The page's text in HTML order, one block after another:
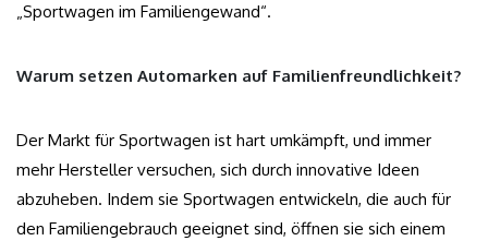
„Sportwagen im Familiengewand“.
Warum setzen Automarken auf Familienfreundlichkeit?
Der Markt für Sportwagen ist hart umkämpft, und immer
mehr Hersteller versuchen, sich durch innovative Ideen
abzuheben. Indem sie Sportwagen entwickeln, die auch für
den Familiengebrauch geeignet sind, öffnen sie sich einem